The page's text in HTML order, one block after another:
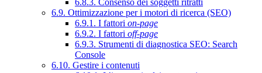
6.8.3. Consenso dei soggetti ritratti
6.9. Ottimizzazione per i motori di ricerca (SEO)
6.9.1. I fattori on-page
6.9.2. I fattori off-page
6.9.3. Strumenti di diagnostica SEO: Search
Console
6.10. Gestire i contenuti